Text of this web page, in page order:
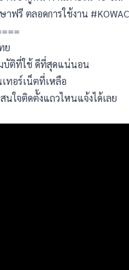
ฟรี ตลอดการใช้งาน
ย
บัติที่ใช้ ดีที่สุดแน่นอน
ทอร์เน็ตที่เหลือ
นใจติดตั้งแถวไหนแจ้งได้เลย